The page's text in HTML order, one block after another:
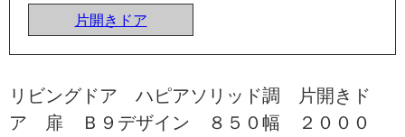
片開きドア
リビングドア ハピアソリッド調 片開きド
ア 扉 Ｂ９デザイン ８５０幅 ２０００